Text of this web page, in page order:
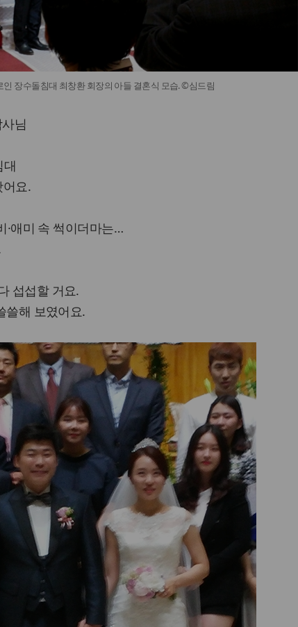
장수돌침대 최창환 회장의 아들 결혼식 모습. ©심드림
님
대
요.
·애미 속 썩이더마는…
섭섭할 거요.
쓸해 보였어요.